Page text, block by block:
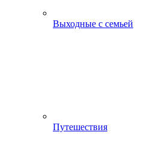
Выходные с семьей
Путешествия